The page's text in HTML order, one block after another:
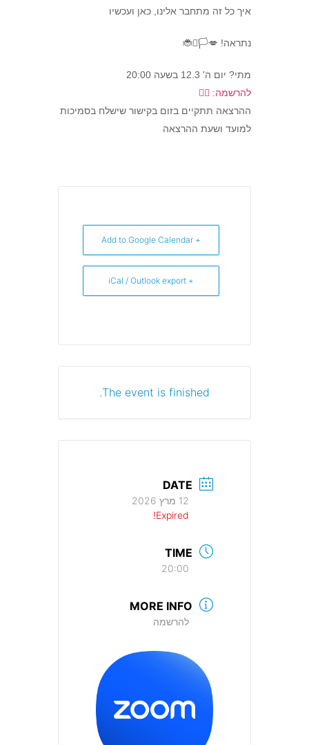
איך כל זה מתחבר אלינו, כאן ועכשיו
נתראה! 💋🏳️‍⚧️🐞
מתי? יום ה' 12.3 בשעה 20:00
להרשמה: ✍🏻
ההרצאה תתקיים בזום בקישור שישלח בסמיכות
למועד ושעת ההרצאה
+ Add to Google Calendar
+ iCal / Outlook export
The event is finished.
DATE
12 מרץ 2026
Expired!
TIME
20:00
MORE INFO
להרשמה